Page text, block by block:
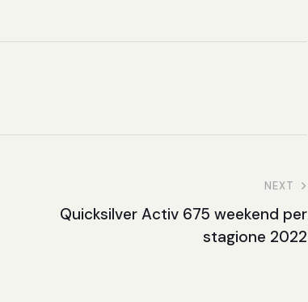
NEXT
Quicksilver Activ 675 weekend per
stagione 2022